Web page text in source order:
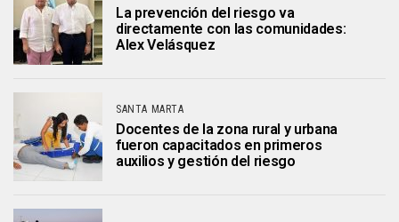
La prevención del riesgo va
directamente con las comunidades:
Alex Velásquez
SANTA MARTA
Docentes de la zona rural y urbana
fueron capacitados en primeros
auxilios y gestión del riesgo